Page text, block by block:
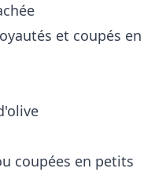
et coupés en
coupées en petits